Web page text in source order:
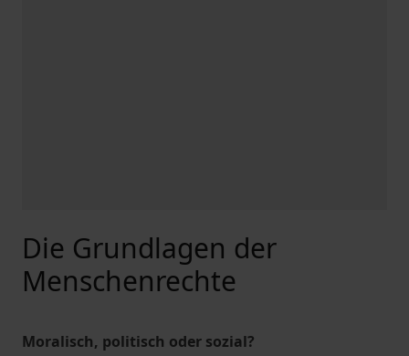
Die Grundlagen der
Menschenrechte
Moralisch, politisch oder sozial?